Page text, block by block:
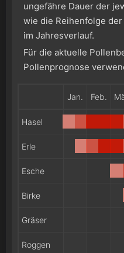
ungefähre Dauer der
wie die Reihenfolge
im Jahresverlauf.
Für die aktuelle
Pollenprognose
Jan. Feb.
Hasel
Erle
Esche
Birke
Gräser
Roggen